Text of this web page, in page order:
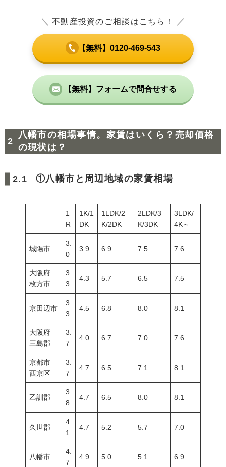
＼ 不動産投資のご相談はこちら！ ／
【無料】0120-469-543
【無料】フォームで問合せする
八幡市の相場事情。家賃はいくら？売却価格
の現状は？
①八幡市と周辺地域の家賃相場
1
R
1K/1
DK
1LDK/2
K/2DK
2LDK/3
K/3DK
3LDK/
4K～
城陽市
3.
0
3.9 6.9 7.5 7.6
大阪府
枚方市
3.
3
4.3 5.7 6.5 7.5
京田辺市
3.
3
4.5 6.8 8.0 8.1
大阪府
三島郡
3.
7
4.0 6.7 7.0 7.6
京都市
西京区
3.
7
4.7 6.5 7.1 8.1
乙訓郡
3.
8
4.7 6.5 8.0 8.1
久世郡
4.
1
4.7 5.2 5.7 7.0
八幡市
4.
7
4.9 5.0 5.1 6.9